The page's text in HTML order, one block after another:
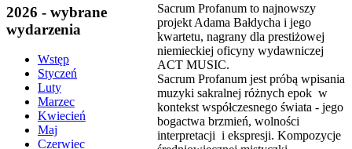
2026 - wybrane
wydarzenia
Wstęp
Styczeń
Luty
Marzec
Kwiecień
Maj
Czerwiec
Sacrum Profanum to najnowszy
projekt Adama Bałdycha i jego
kwartetu, nagrany dla prestiżowej
niemieckiej oficyny wydawniczej
ACT MUSIC.
Sacrum Profanum jest próbą wpisania
muzyki sakralnej różnych epok w
kontekst współczesnego świata - jego
bogactwa brzmień, wolności
interpretacji i ekspresji. Kompozycje